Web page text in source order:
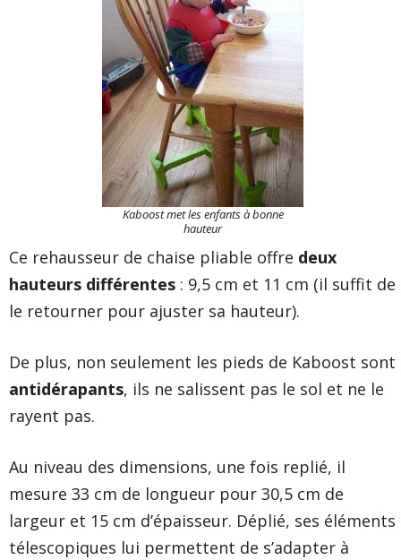
Kaboost met les enfants à bonne
hauteur
Ce rehausseur de chaise pliable offre deux
hauteurs différentes : 9,5 cm et 11 cm (il suffit de
le retourner pour ajuster sa hauteur).
De plus, non seulement les pieds de Kaboost sont
antidérapants, ils ne salissent pas le sol et ne le
rayent pas.
Au niveau des dimensions, une fois replié, il
mesure 33 cm de longueur pour 30,5 cm de
largeur et 15 cm d’épaisseur. Déplié, ses éléments
télescopiques lui permettent de s’adapter à